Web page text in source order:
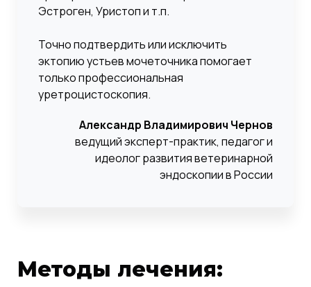
Эстроген, Уристоп и т.п.
Точно подтвердить или исключить
эктопию устьев мочеточника помогает
только профессиональная
уретроцистоскопия.
Александр Владимирович Чернов
ведущий эксперт-практик, педагог и
идеолог развития ветеринарной
эндоскопии в России
Методы лечения: